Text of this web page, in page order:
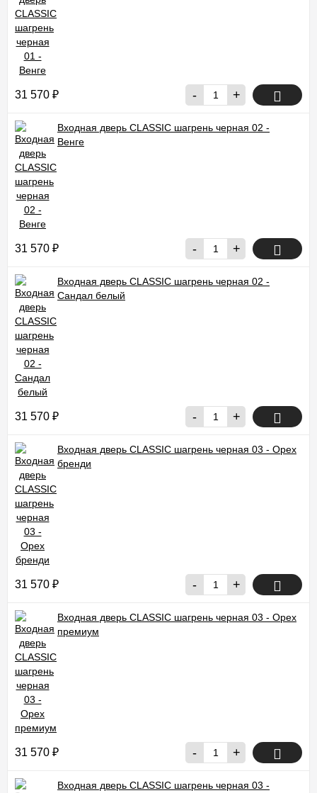
31 570 ₽ - +
Входная дверь CLASSIC шагрень черная 02 -
Венге
31 570 ₽ - +
Входная дверь CLASSIC шагрень черная 02 -
Сандал белый
31 570 ₽ - +
Входная дверь CLASSIC шагрень черная 03 - Орех
бренди
31 570 ₽ - +
Входная дверь CLASSIC шагрень черная 03 - Орех
премиум
31 570 ₽ - +
Входная дверь CLASSIC шагрень черная 03 -